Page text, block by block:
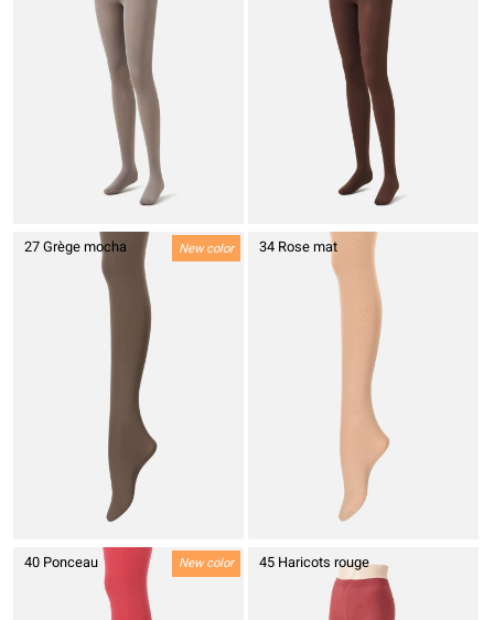
27 Grège mocha New color 34 Rose mat
40 Ponceau New color 45 Haricots rouge